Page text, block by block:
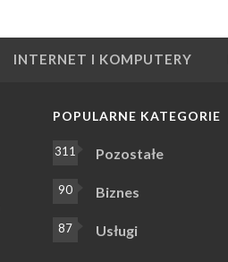
INTERNET I KOMPUTERY
POPULARNE KATEGORIE
311 Pozostałe
90 Biznes
87 Usługi